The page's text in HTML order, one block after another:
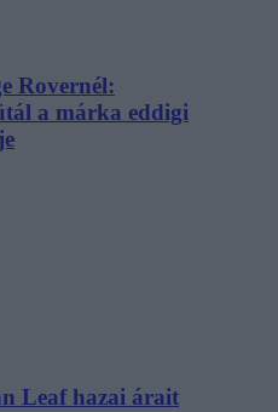
Rovernél:
a márka eddigi
Leaf hazai árait